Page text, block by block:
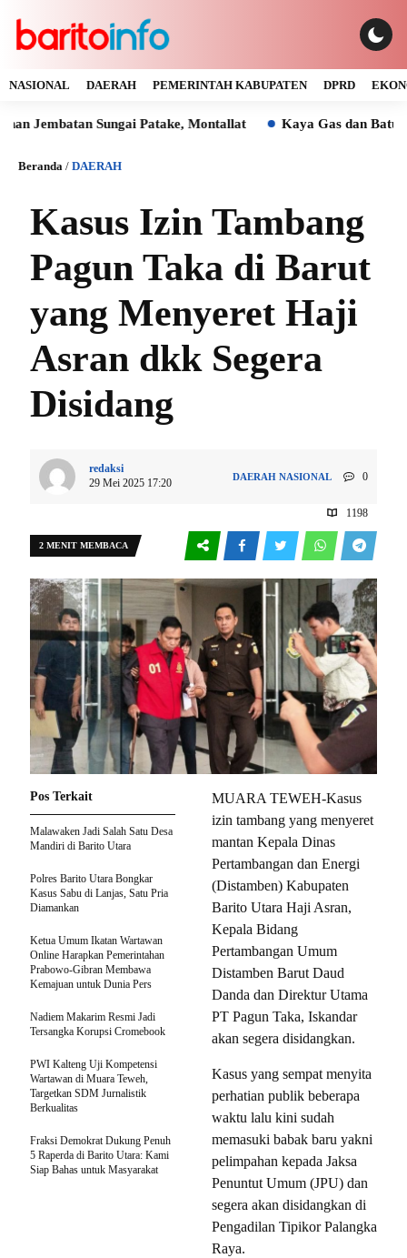
NASIONAL DAERAH PEMERINTAH KABUPATEN DPRD
Sungai Patake, Montallat Kaya Gas dan Batu Bara
Beranda / DAERAH
Kasus Izin Tambang
Pagun Taka di Barut
yang Menyeret Haji
Asran dkk Segera
Disidang
redaksi
29 Mei 2025 17:20
DAERAH NASIONAL 0
1198
2 MENIT MEMBACA
MUARA TEWEH-Kasus
izin tambang yang menyeret
mantan Kepala Dinas
Pertambangan dan Energi
(Distamben) Kabupaten
Barito Utara Haji Asran,
Kepala Bidang
Pertambangan Umum
Distamben Barut Daud
Danda dan Direktur Utama
PT Pagun Taka, Iskandar
akan segera disidangkan.
Kasus yang sempat menyita
perhatian publik beberapa
waktu lalu kini sudah
memasuki babak baru yakni
pelimpahan kepada Jaksa
Penuntut Umum (JPU) dan
segera akan disidangkan di
Pengadilan Tipikor Palangka
Raya.
Pos Terkait
Malawaken Jadi Salah Satu Desa
Mandiri di Barito Utara
Polres Barito Utara Bongkar
Kasus Sabu di Lanjas, Satu Pria
Diamankan
Ketua Umum Ikatan Wartawan
Online Harapkan Pemerintahan
Prabowo-Gibran Membawa
Kemajuan untuk Dunia Pers
Nadiem Makarim Resmi Jadi
Tersangka Korupsi Cromebook
PWI Kalteng Uji Kompetensi
Wartawan di Muara Teweh,
Targetkan SDM Jurnalistik
Berkualitas
Fraksi Demokrat Dukung Penuh
5 Raperda di Barito Utara: Kami
Siap Bahas untuk Masyarakat